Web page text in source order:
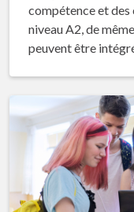
compétence et des
niveau A2, de
peuvent être